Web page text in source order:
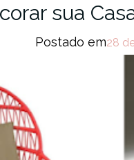
sua
Postado em28